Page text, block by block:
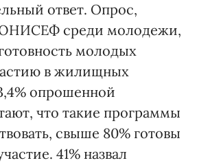
ответ. Опрос,
среди молодежи,
молодых
в жилищных
опрошенной
что такие программы
свыше 80% готовы
41% назвал